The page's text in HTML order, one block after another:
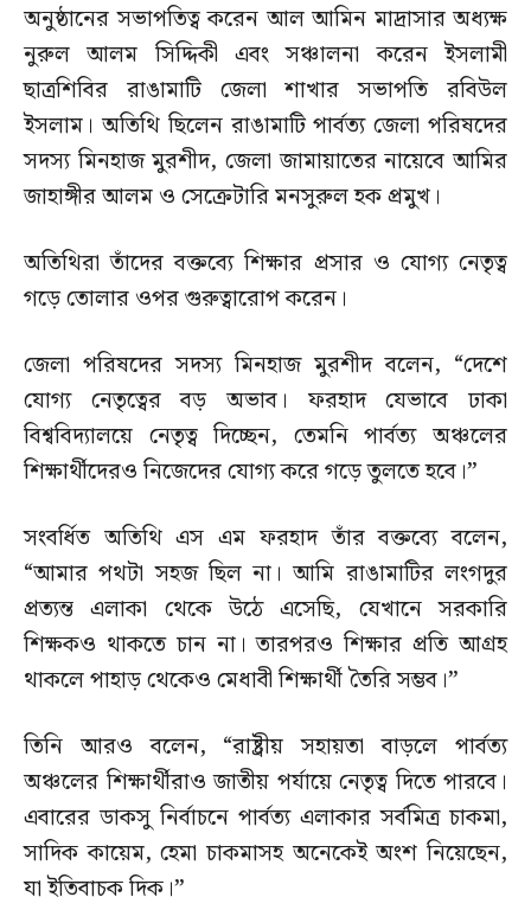
অনুষ্ঠানের সভাপতিত্ব করেন আল আমিন মাদ্রাসার অধ্যক্ষ
নুরুল আলম সিদ্দিকী এবং সঞ্চালনা করেন ইসলামী
ছাত্রশিবির রাঙামাটি জেলা শাখার সভাপতি রবিউল
ইসলাম। অতিথি ছিলেন রাঙামাটি পার্বত্য জেলা পরিষদের
সদস্য মিনহাজ মুরশীদ, জেলা জামায়াতের নায়েবে আমির
জাহাঙ্গীর আলম ও সেক্রেটারি মনসুরুল হক প্রমুখ।
অতিথিরা তাঁদের বক্তব্যে শিক্ষার প্রসার ও যোগ্য নেতৃত্ব
গড়ে তোলার ওপর গুরুত্বারোপ করেন।
জেলা পরিষদের সদস্য মিনহাজ মুরশীদ বলেন, “দেশে
যোগ্য নেতৃত্বের বড় অভাব। ফরহাদ যেভাবে ঢাকা
বিশ্ববিদ্যালয়ে নেতৃত্ব দিচ্ছেন, তেমনি পার্বত্য অঞ্চলের
শিক্ষার্থীদেরও নিজেদের যোগ্য করে গড়ে তুলতে হবে।”
সংবর্ধিত অতিথি এস এম ফরহাদ তাঁর বক্তব্যে বলেন,
“আমার পথটা সহজ ছিল না। আমি রাঙামাটির লংগদুর
প্রত্যন্ত এলাকা থেকে উঠে এসেছি, যেখানে সরকারি
শিক্ষকও থাকতে চান না। তারপরও শিক্ষার প্রতি আগ্রহ
থাকলে পাহাড় থেকেও মেধাবী শিক্ষার্থী তৈরি সম্ভব।”
তিনি আরও বলেন, “রাষ্ট্রীয় সহায়তা বাড়লে পার্বত্য
অঞ্চলের শিক্ষার্থীরাও জাতীয় পর্যায়ে নেতৃত্ব দিতে পারবে।
এবারের ডাকসু নির্বাচনে পার্বত্য এলাকার সর্বমিত্র চাকমা,
সাদিক কায়েম, হেমা চাকমাসহ অনেকেই অংশ নিয়েছেন,
যা ইতিবাচক দিক।”